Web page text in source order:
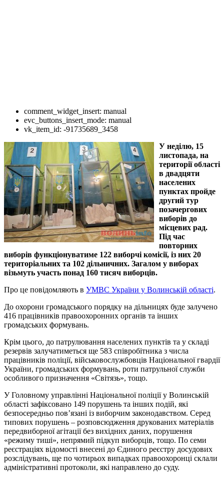
comment_widget_insert: manual
evc_buttons_insert_mode: manual
vk_item_id: -91735689_3458
У неділю, 15
листопада, на
території області
в двадцяти
населених
пунктах пройде
другий тур
позачергових
виборів до
місцевих рад.
Під час
повторних
виборів функціонуватиме 122 виборчі комісії, із них 20
територіальних та 102 дільничних. Загалом у виборах
візьмуть участь понад 160 тисяч виборців.
Про це повідомляють в УМВС України у Волинській області.
До охорони громадського порядку на дільницях буде залучено
416 працівників правоохоронних органів та інших
громадських формувань.
Крім цього, до патрулювання населених пунктів та у складі
резервів залучатиметься ще 583 співробітника з числа
працівників поліції, військовослужбовців Національної гвардії
України, громадських формувань, роти патрульної служби
особливого призначення «Світязь», тощо.
У Головному управлінні Національної поліції у Волинській
області зафіксовано 149 порушень та інших подій, які
безпосередньо пов’язані із виборчим законодавством. Серед
типових порушень – розповсюдження друкованих матеріалів
передвиборної агітації без вихідних даних, порушення
«режиму тиші», непрямий підкуп виборців, тощо. По семи
реєстраціях відомості внесені до Єдиного реєстру досудових
розслідувань, ще по чотирьох випадках правоохоронці склали
адміністративні протоколи, які направлено до суду.